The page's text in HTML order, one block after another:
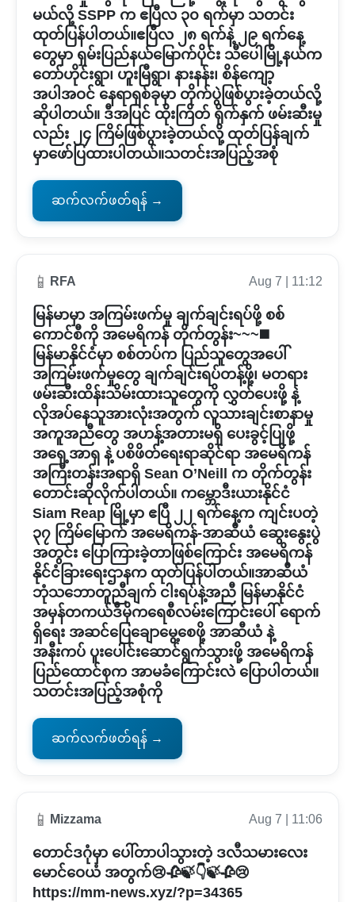
မယ်လို့ SSPP က ဧပြီလ ၃၀ ရက်မှာ သတင်း
ထုတ်ပြန်ပါတယ်။ဧပြီလ ၂၈ ရက်နဲ့ ၂၉ ရက်နေ့
တွေမှာ ရှမ်းပြည်နယ်မြောက်ပိုင်း သီပေါမြို့နယ်က
တော်ဟိုင်းရွာ၊ ဟူးမြီရွာ၊ နားနန်း၊ စိန်ကျော့
အပါအဝင် နေရာရှစ်ခုမှာ တိုက်ပွဲဖြစ်ပွားခဲ့တယ်လို့
ဆိုပါတယ်။ ဒီအပြင် ထိုးကြိတ် ရိုက်နှက် ဖမ်းဆီးမှု
လည်း ၂၄ ကြိမ်ဖြစ်ပွားခဲ့တယ်လို့ ထုတ်ပြန်ချက်
မှာဖော်ပြထားပါတယ်။သတင်းအပြည့်အစုံ
ဆက်လက်ဖတ်ရန် →
📱 RFA Aug 7 | 11:12
မြန်မာမှာ အကြမ်းဖက်မှု ချက်ချင်းရပ်ဖို့ စစ်
ကောင်စီကို အမေရိကန် တိုက်တွန်း~~~◼️
မြန်မာနိုင်ငံမှာ စစ်တပ်က ပြည်သူတွေအပေါ်
အကြမ်းဖက်မှုတွေ ချက်ချင်းရပ်တန့်ဖို့၊ မတရား
ဖမ်းဆီးထိန်းသိမ်းထားသူတွေကို လွှတ်ပေးဖို့ နဲ့
လိုအပ်နေသူအားလုံးအတွက် လူသားချင်းစာနာမှု
အကူအညီတွေ အဟန့်အတားမရှိ ပေးခွင့်ပြုဖို့
အရှေ့အာရှ နဲ့ ပစိဖိတ်ရေးရာဆိုင်ရာ အမေရိကန်
အကြီးတန်းအရာရှိ Sean O’Neill က တိုက်တွန်း
တောင်းဆိုလိုက်ပါတယ်။ ကမ္ဘောဒီးယားနိုင်ငံ
Siam Reap မြို့မှာ ဧပြီ ၂၂ ရက်နေ့က ကျင်းပတဲ့
၃၇ ကြိမ်မြောက် အမေရိကန်-အာဆီယံ ဆွေးနွေးပွဲ
အတွင်း ပြောကြားခဲ့တာဖြစ်ကြောင်း အမေရိကန်
နိုင်ငံခြားရေးဌာနက ထုတ်ပြန်ပါတယ်။အာဆီယံ
ဘုံသဘောတူညီချက် ငါးရပ်နဲ့အညီ မြန်မာနိုင်ငံ
အမှန်တကယ်ဒီမိုကရေစီလမ်းကြောင်းပေါ် ရောက်
ရှိရေး အဆင်ပြေချောမွေ့စေဖို့ အာဆီယံ နဲ့
အနီးကပ် ပူးပေါင်းဆောင်ရွက်သွားဖို့ အမေရိကန်
ပြည်ထောင်စုက အာမခံကြောင်းလဲ ပြောပါတယ်။
သတင်းအပြည့်အစုံကို
ဆက်လက်ဖတ်ရန် →
📱 Mizzama Aug 7 | 11:06
တောင်ဒဂုံမှာ ပေါ်တာပါသွားတဲ့ ဒလီသမားလေး
မောင်ဝေယံ အတွက်😢🥀🍃👇🍃🥀😢
https://mm-news.xyz/?p=34365